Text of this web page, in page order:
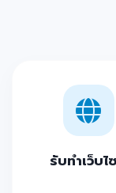
รับทำเว็บไ